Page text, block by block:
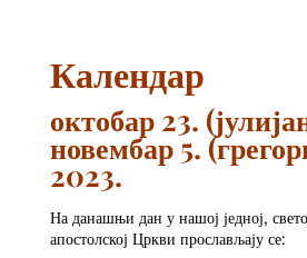
Календар
октобар 23.
новембар 5.
2023.
На данашњи дан у нашој једној,
апостолској Цркви прослављају се: